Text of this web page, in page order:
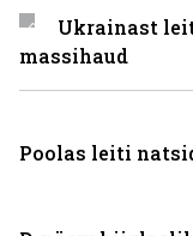
Ukrainast
massihaud
Poolas leiti